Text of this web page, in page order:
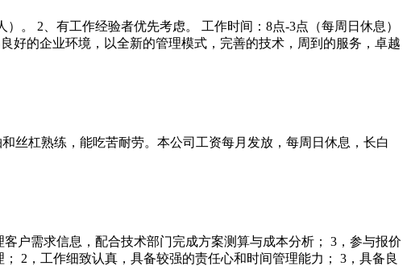
。 2、有工作经验者优先考虑。 工作时间：8点-3点（每周日休息）
好的企业环境，以全新的管理模式，完善的技术，周到的服务，卓越
丝杠熟练，能吃苦耐劳。本公司工资每月发放，每周日休息，长白
户需求信息，配合技术部门完成方案测算与成本分析； 3，参与报价
2，工作细致认真，具备较强的责任心和时间管理能力； 3，具备良